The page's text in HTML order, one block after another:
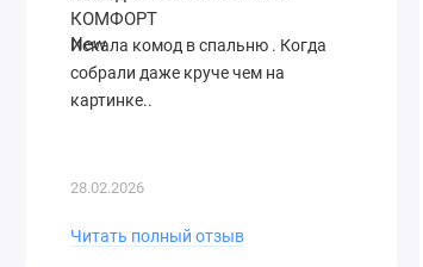
Искала комод в спальню . Когда
собрали даже круче чем на
картинке..
28.02.2026
Читать полный отзыв